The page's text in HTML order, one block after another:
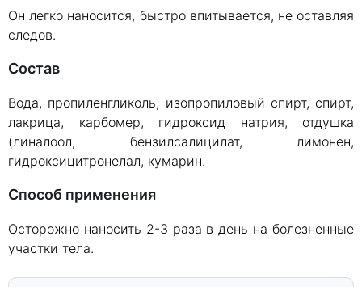
Он легко наносится, быстро впитывается, не оставляя
следов.
Состав
Вода, пропиленгликоль, изопропиловый спирт, спирт,
лакрица, карбомер, гидроксид натрия, отдушка
(линалоол, бензилсалицилат, лимонен,
гидроксицитронелал, кумарин.
Способ применения
Осторожно наносить 2-3 раза в день на болезненные
участки тела.